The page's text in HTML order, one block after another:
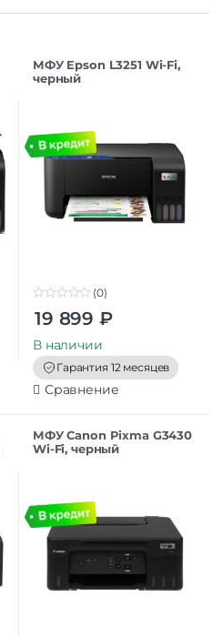
МФУ Epson L3251 Wi-Fi,
черный
t
o
f
5
(0)
19 899 ₽
В наличии
Гарантия 12 месяцев
Сравнение
МФУ Canon Pixma G3430
Wi-Fi, черный